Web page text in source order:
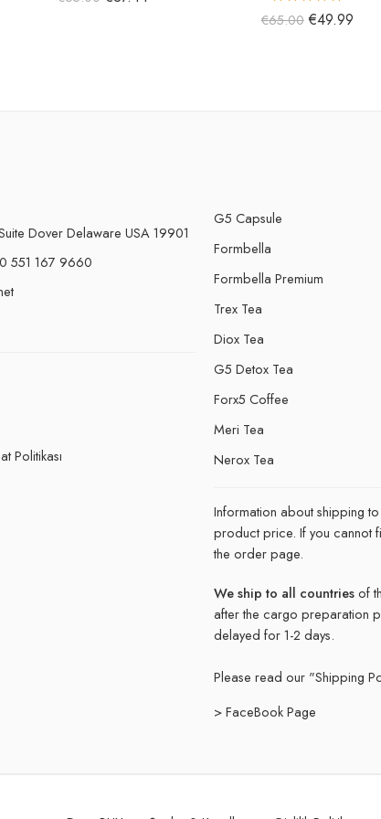
5 üzerinden
5.00oy aldı
€65.00 €49.99
Dover Delaware USA 19901
551 167 9660
Politikası
G5 Capsule
Formbella
Formbella Premium
Trex Tea
Diox Tea
G5 Detox Tea
Forx5 Coffee
Meri Tea
Nerox Tea
Information about shipping
product price. If you cannot
the order page.
We ship to all countriesof
after the cargo preparation
delayed for 1-2 days.
Please read our "Shipping
> FaceBook Page